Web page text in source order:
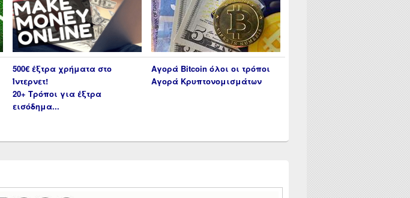
500€ έξτρα χρήματα στο
Ίντερνετ!
20+ Τρόποι για έξτρα
εισόδημα...
Αγορά Bitcoin όλοι οι τρόποι
Αγορά Κρυπτονομισμάτων